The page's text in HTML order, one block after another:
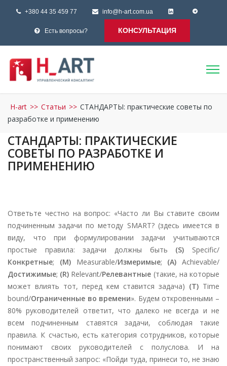
+380 44 35 459 77 info@h-art.com.ua
Есть вопросы? КОНСУЛЬТАЦИЯ
H-art >> Статьи >> СТАНДАРТЫ: практические советы по
разработке и применению
СТАНДАРТЫ: ПРАКТИЧЕСКИЕ
СОВЕТЫ ПО РАЗРАБОТКЕ И
ПРИМЕНЕНИЮ
Ответьте честно на вопрос: «Часто ли Вы ставите своим
подчиненным задачи по методу SMART? (здесь имеется в
виду, что при формулировании задачи учитываются
простые правила: задачи должны быть (S) Specific/
Конкретные; (М) Measurable/Измеримые; (А) Achievable/
Достижимые; (R) Relevant/Релевантные (такие, на которые
может влиять тот, перед кем ставится задача) (Т) Time
bound/Ограниченные во времени». Будем откровенными –
80% руководителей ответит, что далеко не всегда и не
всем подчиненным ставятся задачи, соблюдая такие
правила. К счастью, есть категория сотрудников, которые
понимают своих руководителей с полуслова. И на
пространственный запрос: «Пойди туда, принеси то, не знаю